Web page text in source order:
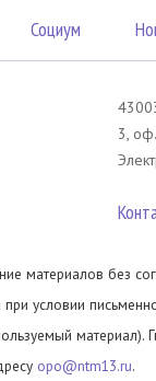
Социум
3,
материалов без
условии
материал).
opo@ntm13.ru.